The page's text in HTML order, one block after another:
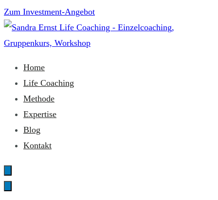
Zum
Inhalt
springen
Zum Investment-Angebot
Sandra Ernst Life Coaching
Home
Life Coaching
Methode
Expertise
Blog
Kontakt